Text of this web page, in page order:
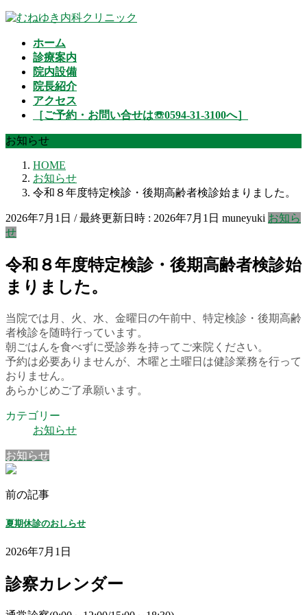
コ
ッ
プ
ナ
移
動
ホーム
診療案内
院内設備
院長紹介
アクセス
［ご予約・お問い合せは☏0594-31-3100へ］
お知らせ
HOME
お知らせ
令和８年度特定検診・後期高齢者検診始まりました。
2026年7月1日 / 最終更新日時 : 2026年7月1日 muneyuki お知ら
せ
令和８年度特定検診・後期高齢者検診始
まりました。
当院では月、火、水、金曜日の午前中、特定検診・後期高齢
者検診を随時行っています。
朝ごはんを食べずに受診券を持ってご来院ください。
予約は必要ありませんが、木曜と土曜日は健診業務を行って
おりません。
あらかじめご了承願います。
カテゴリー
お知らせ
お知らせ
前の記事
夏期休診のおしらせ
2026年7月1日
診察カレンダー